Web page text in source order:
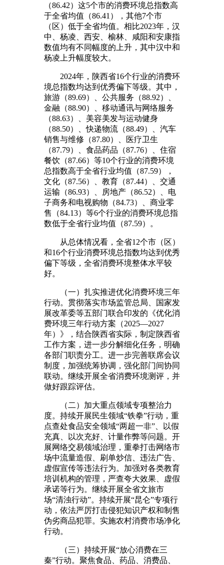
（86.42）这5个市的消费环境总指数高
于全省均值（86.41），其他7个市
（区）低于全省均值。相比2023年，汉
中、杨凌、西安、榆林、咸阳和安康指
数值均有不同幅度的上升，其中汉中和
杨凌上升幅度较大。
2024年，陕西省16个行业的消费环
境总指数均达到优秀偏下等级。其中，
旅游（89.69）、公共服务（88.92）、
金融（88.90）、移动通讯与网络服务
（88.63）、美容美发与运动健身
（88.50）、快递物流（88.49）、汽车
销售与维修（87.80）、医疗卫生
（87.79）、食品药品（87.76）、住宿
餐饮（87.66）等10个行业的消费环境
总指数高于全省行业均值（87.59），
文化（87.56）、教育（87.44）、交通
运输（86.93）、房地产（86.52）、电
子商务和电视购物（84.73）、商业零
售（84.13）等6个行业的消费环境总指
数低于全省行业均值（87.59）。
从总体情况看，全省12个市（区）
和16个行业消费环境总指数均达到优秀
偏下等级，全省消费环境整体水平较
好。
（一）扎实推进优化消费环境三年
行动。贯彻落实市场监管总局、国家发
展改革委等五部门联合印发的《优化消
费环境三年行动方案（2025—2027
年）》，结合陕西省实际，制定陕西省
工作方案，进一步分解细化任务，明确
各部门职责分工。进一步完善联席会议
制度，加强统筹协调，强化部门间协同
联动。继续开展全省消费环境测评，并
做好跟踪评估。
（二）加大重点领域专项整治力
度。持续开展民生领域“铁拳”行动，重
点查处食品安全领域“两超一非”、以假
充真、以次充好、计量作弊等问题。开
展网络交易领域治理，重拳打击网络市
场中流量造假、刷单炒信、违法广告、
虚假宣传等违法行为。加强对各类教育
培训机构的管理，严查夸大效果、虚假
承诺等行为。继续开展全省文旅市
场“清浊行动”。持续开展“昆仑”专项行
动，依法严厉打击侵犯知识产权和制售
伪劣商品犯罪。实施农村消费市场净化
行动。
（三）持续开展“放心消费在三
秦”行动。聚焦食品、药品、消费品、